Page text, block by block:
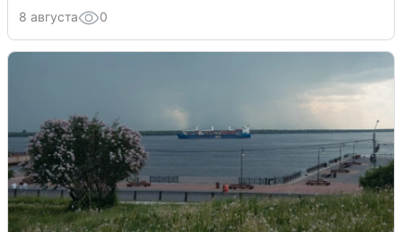
8 августа 0